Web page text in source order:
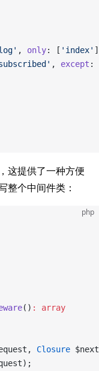
, only: [ 'index'
, except :
这提供了一种方便
整个中间件类：
php
() :
array
Closure